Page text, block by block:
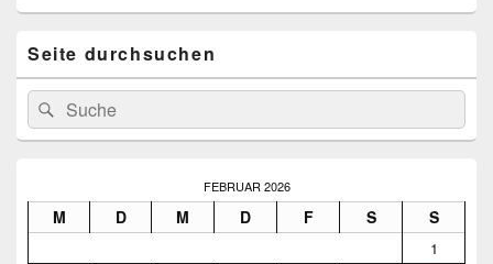
Seitenleisten-
Widgetbereich
Seite durchsuchen
Suche
nach:
Suchen
FEBRUAR 2026
M D M D F S S
1